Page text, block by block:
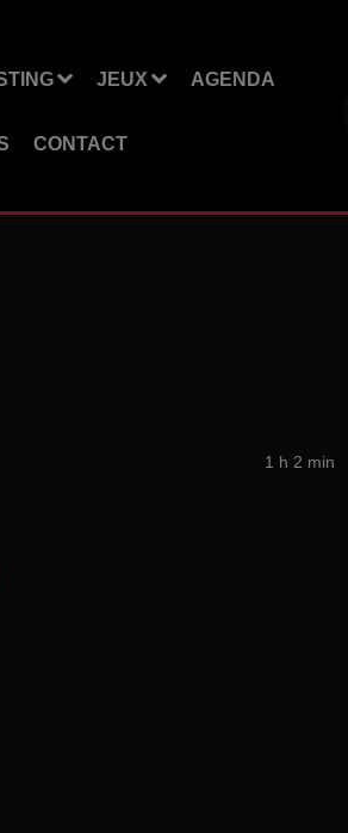
JEUX AGENDA
CONTACT
1 h 2 min